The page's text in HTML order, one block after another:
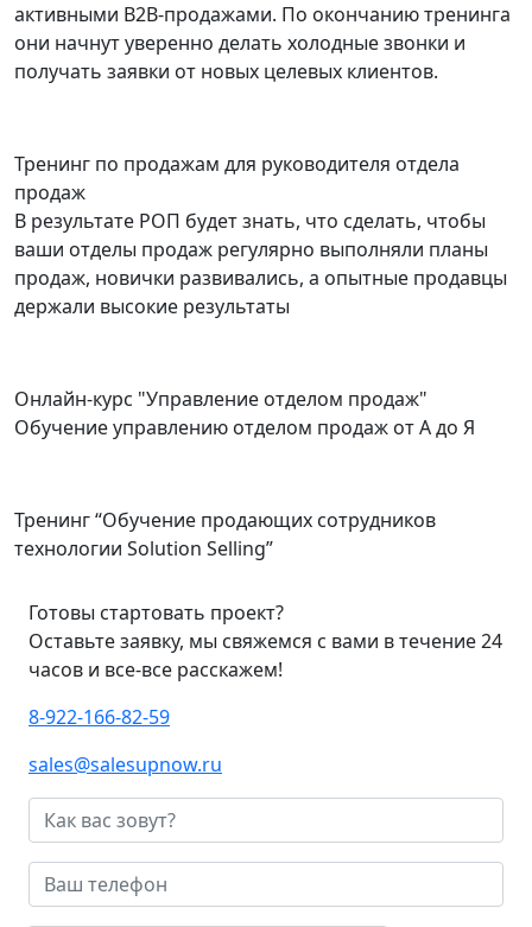
активными B2B-продажами. По окончанию тренинга
они начнут уверенно делать холодные звонки и
получать заявки от новых целевых клиентов.
Тренинг по продажам для руководителя отдела
продаж
В результате РОП будет знать, что сделать, чтобы
ваши отделы продаж регулярно выполняли планы
продаж, новички развивались, а опытные продавцы
держали высокие результаты
Онлайн-курс "Управление отделом продаж"
Обучение управлению отделом продаж от А до Я
Тренинг “Обучение продающих сотрудников
технологии Solution Selling”
Готовы стартовать проект?
Оставьте заявку, мы свяжемся с вами в течение 24
часов и все-все расскажем!
8-922-166-82-59
sales@salesupnow.ru